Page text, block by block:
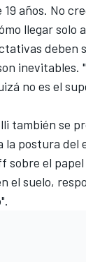
años. No
llegar solo
deben
inevitables.
no es el
también se
la postura del
sobre el
el suelo,